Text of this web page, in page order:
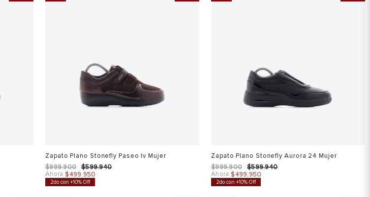
Zapato Plano Stonefly Paseo Iv Mujer
$999.900 $599.940
Ahora $499.950
2do con +10% Off
Zapato Plano Stonefly Aurora 24 Mujer
$999.900 $599.940
Ahora $499.950
2do con +10% Off